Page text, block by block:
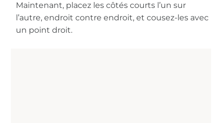
Maintenant, placez les côtés courts l’un sur
l’autre, endroit contre endroit, et cousez-les avec
un point droit.